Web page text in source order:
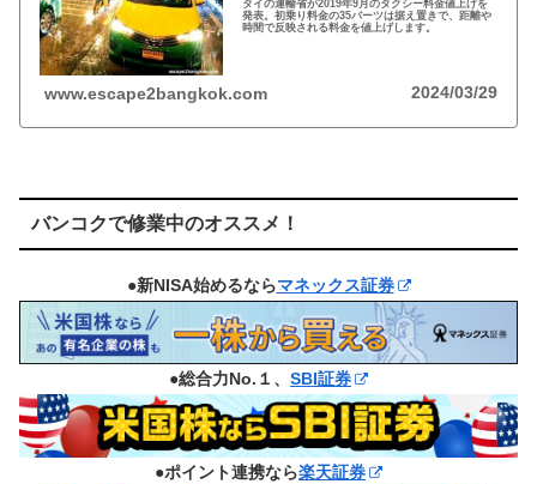
タイの運輸省が2019年9月のタクシー料金値上げを
発表。初乗り料金の35バーツは据え置きで、距離や
時間で反映される料金を値上げします。
www.escape2bangkok.com 2024/03/29
バンコクで修業中のオススメ！
●新NISA始めるならマネックス証券
●総合力No.１、 SBI証券
●ポイント連携なら楽天証券